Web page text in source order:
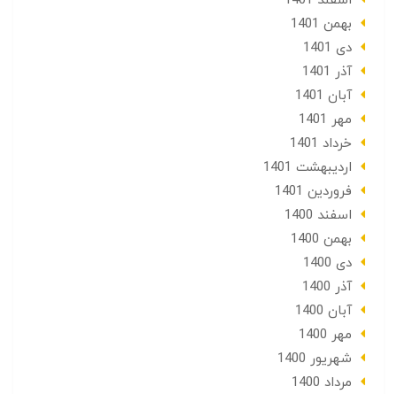
بهمن 1401
دی 1401
آذر 1401
آبان 1401
مهر 1401
خرداد 1401
ارديبهشت 1401
فروردین 1401
اسفند 1400
بهمن 1400
دی 1400
آذر 1400
آبان 1400
مهر 1400
شهریور 1400
مرداد 1400